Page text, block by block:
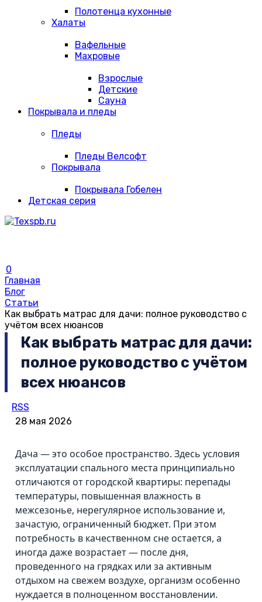
Полотенца кухонные
Халаты
Вафельные
Махровые
Взрослые
Детские
Сауна
Покрывала и пледы
Пледы
Пледы Велсофт
Покрывала
Покрывала Гобелен
Детская серия
0
Главная
Блог
Статьи
Как выбрать матрас для дачи: полное руководство с
учётом всех нюансов
Как выбрать матрас для дачи:
полное руководство с учётом
всех нюансов
RSS
28 мая 2026
Дача — это особое пространство. Здесь условия
эксплуатации спального места принципиально
отличаются от городской квартиры: перепады
температуры, повышенная влажность в
межсезонье, нерегулярное использование и,
зачастую, ограниченный бюджет. При этом
потребность в качественном сне остается, а
иногда даже возрастает — после дня,
проведенного на грядках или за активным
отдыхом на свежем воздухе, организм особенно
нуждается в полноценном восстановлении.